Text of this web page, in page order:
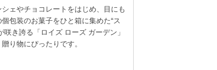
ェやチョコレートをはじめ、目にも
包装のお菓子をひと箱に集めた“ス
咲き誇る「ロイズ ローズ ガーデン」
り物にぴったりです。